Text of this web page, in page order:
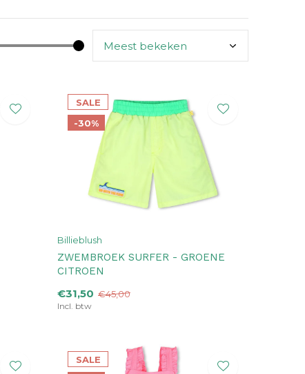
SALE
-30%
Billieblush
ZWEMBROEK SURFER - GROENE
CITROEN
€31,50 €45,00
Incl. btw
SALE